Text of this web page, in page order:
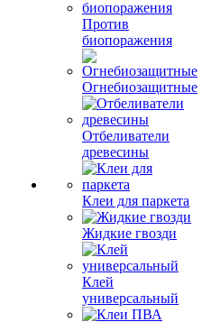
Против
биопоражения
Огнебиозащитные
Отбеливатели
древесины
Клеи для паркета
Жидкие гвозди
Клей
универсальный